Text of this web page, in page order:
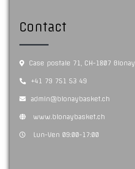
Contact
Case postale 71, CH-1807 Blonay
+41 79 751 53 49
admin@blonaybasket.ch
www.blonaybasket.ch
Lun-Ven 09:00-17:00